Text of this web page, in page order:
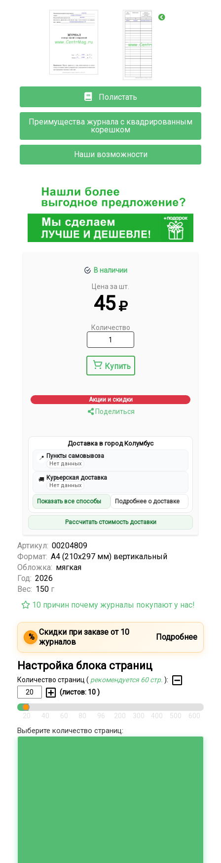
Полистать
Преимущества журнала с квадрированным
корешком
Наши возможности
В наличии
Цена за шт.
45
Количество
Купить
Акции и скидки
Поделиться
Доставка в город Колумбус
📍 Пункты самовывоза
Нет данных
🚚 Курьерская доставка
Нет данных
Показать все способы Подробнее о доставке
Рассчитать стоимость доставки
Артикул: 00204809
Формат: А4 (210х297 мм) вертикальный
Обложка: мягкая
Год: 2026
Вес: 150 г
10 причин почему журналы покупают у нас!
%
Скидки при заказе от 10
журналов
Подробнее
Настройка блока страниц
Количество страниц ( рекомендуется 60 стр. ):
(листов: 10 )
20 40 60 80 96 200 300 400 500 600
Выберите количество страниц: